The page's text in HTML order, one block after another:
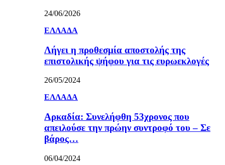
24/06/2026
ΕΛΛΑΔΑ
Λήγει η προθεσμία αποστολής της
επιστολικής ψήφου για τις ευρωεκλογές
26/05/2024
ΕΛΛΑΔΑ
Αρκαδία: Συνελήφθη 53χρονος που
απειλούσε την πρώην συντροφό του – Σε
βάρος…
06/04/2024